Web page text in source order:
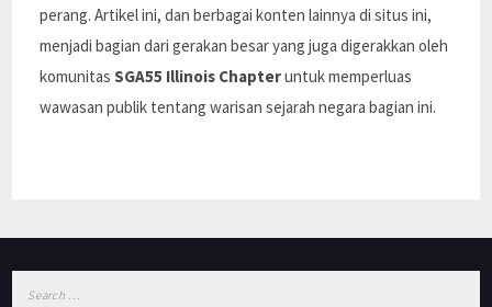
perang. Artikel ini, dan berbagai konten lainnya di situs ini,
menjadi bagian dari gerakan besar yang juga digerakkan oleh
komunitasSGA55 Illinois Chapteruntuk memperluas
wawasan publik tentang warisan sejarah negara bagian ini.